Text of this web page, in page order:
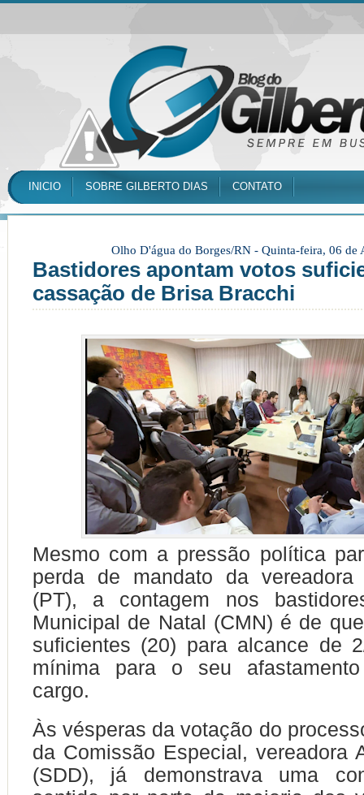
INICIO SOBRE GILBERTO DIAS CONTATO
Olho D'água do Borges/RN - Quinta-feira, 06 de
Bastidores apontam votos
cassação de Brisa Bracchi
Mesmo com a pressão política
perda de mandato da vereadora
(PT), a contagem nos
Municipal de Natal (CMN) é de
suficientes (20) para alcance de
mínima para o seu
cargo.
Às vésperas da votação do
da Comissão Especial, vereadora
(SDD), já demonstrava uma